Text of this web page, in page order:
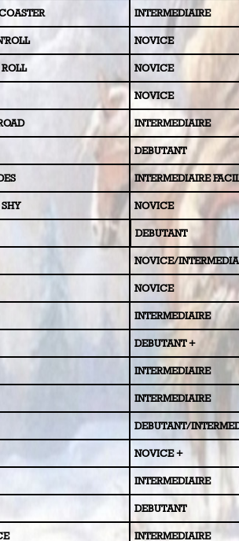
INTERMEDIAIRE
NOVICE
ROLL NOVICE
NOVICE
OAD INTERMEDIAIRE
DEBUTANT
INTERMEDIAIRE
NOVICE
DEBUTANT
NOVICE/
NOVICE
INTERMEDIAIRE
DEBUTANT +
INTERMEDIAIRE
INTERMEDIAIRE
DEBUTANT/
NOVICE +
INTERMEDIAIRE
DEBUTANT
INTERMEDIAIRE